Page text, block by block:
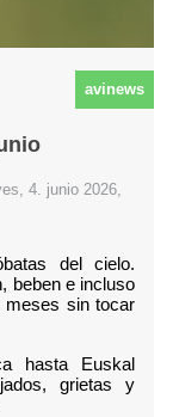
avinews
4. junio 2026,
del cielo.
beben e incluso
meses sin tocar
hasta Euskal
grietas y